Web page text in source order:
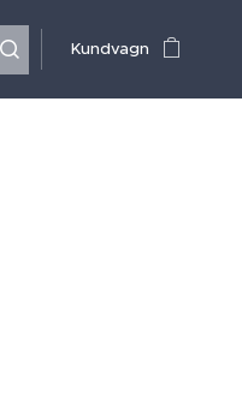
Kundvagn